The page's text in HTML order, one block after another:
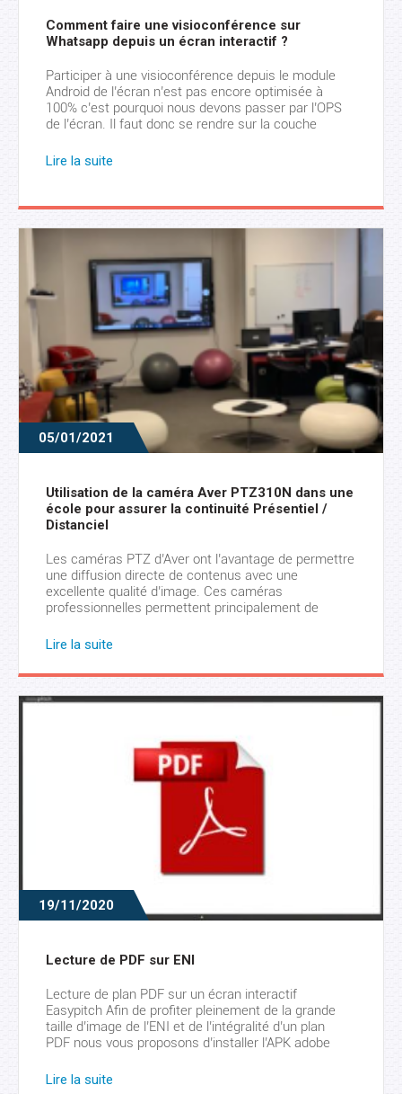
Comment faire une visioconférence sur
Whatsapp depuis un écran interactif ?
Participer à une visioconférence depuis le module
Android de l’écran n’est pas encore optimisée à
100% c’est pourquoi nous devons passer par l’OPS
de l’écran. Il faut donc se rendre sur la couche
l’application Bluestacks, entièrement gratuite.
votre […]
Lire la suite
05/01/2021
Utilisation de la caméra Aver PTZ310N dans une
école pour assurer la continuité Présentiel /
Distanciel
Les caméras PTZ d’Aver ont l’avantage de permettre
une diffusion directe de contenus avec une
excellente qualité d’image. Ces caméras
professionnelles permettent principalement de
dans la salle et de façon fluide. Dans cet article,
zone de suivi en utilisant la caméra Aver […]
Lire la suite
19/11/2020
Lecture de PDF sur ENI
Lecture de plan PDF sur un écran interactif
Easypitch Afin de profiter pleinement de la grande
taille d’image de l’ENI et de l’intégralité d’un plan
PDF nous vous proposons d’installer l’APK adobe
interactif ou en suivant ce lien ou directement depuis
Lire la suite